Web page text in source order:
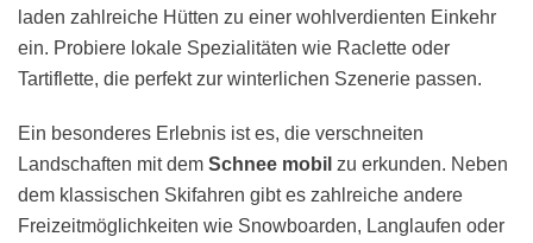
laden zahlreiche Hütten zu einer wohlverdienten Einkehr
ein. Probiere lokale Spezialitäten wie Raclette oder
Tartiflette, die perfekt zur winterlichen Szenerie passen.
Ein besonderes Erlebnis ist es, die verschneiten
Landschaften mit dem Schnee mobil zu erkunden. Neben
dem klassischen Skifahren gibt es zahlreiche andere
Freizeitmöglichkeiten wie Snowboarden, Langlaufen oder